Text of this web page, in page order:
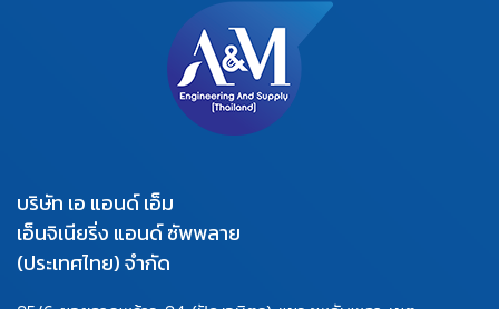
บริษัท เอ แอนด์ เอ็ม
เอ็นจิเนียริ่ง แอนด์ ซัพพลาย
(ประเทศไทย) จำกัด